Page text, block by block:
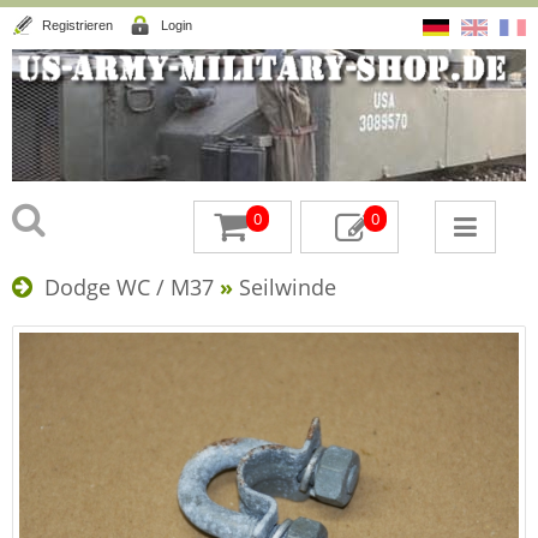
Registrieren Login
0 0
Dodge WC / M37 » Seilwinde